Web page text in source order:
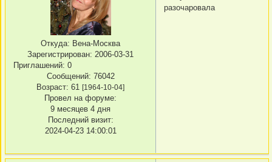
Откуда: Вена-Москва
Зарегистрирован: 2006-03-31
Приглашений: 0
Сообщений: 76042
Возраст: 61 [1964-10-04]
Провел на форуме:
9 месяцев 4 дня
Последний визит:
2024-04-23 14:00:01
разочаровала